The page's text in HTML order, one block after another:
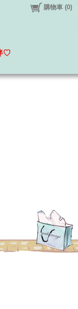
購物車 (0)
♡